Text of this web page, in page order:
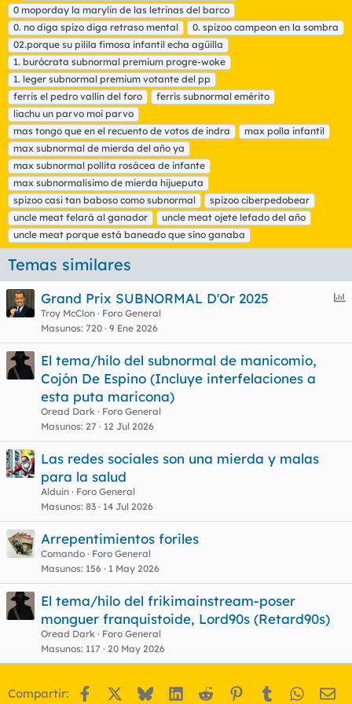
Las subnormalidades objeto de premio se circunscriben, pues,
al año natural 2024, por lo que dejaremos un par de días de
digestión y reflexión y esta encuesta se cerrará dentro de 9
días a partir de la fecha actual.
Podéis depositar vuestro voto por si acaso, que hasta el último
momento se podrá cambiar. No vayamos a precipitarnos.
Suerte y que gane el mejor.
@mundele, ponele chincheta.
t
i
q
u
e
t
a
s
0 moporday la marylin de las letrinas del barco
0. no diga spizo diga retraso mental
0. spizoo campeon en la sombra
02.porque su pilila fimosa infantil echa agüilla
1. burócrata subnormal premium progre-woke
1. leger subnormal premium votante del pp
ferris el pedro vallín del foro
ferris subnormal emérito
liachu un parvo moi parvo
mas tongo que en el recuento de votos de indra
max polla infantil
max subnormal de mierda del año ya
max subnormal pollita rosácea de infante
max subnormalísimo de mierda hijueputa
spizoo casi tan baboso como subnormal
spizoo ciberpedobear
uncle meat felará al ganador
uncle meat ojete lefado del año
uncle meat porque está baneado que sino ganaba
Temas similares
E
u
Grand Prix SUBNORMAL D'Or 2025
Troy McClon
Foro General
Masunos 720 9 Ene 2026
El tema/hilo del subnormal de manicomio,
Cojón De Espino (Incluye interfelaciones a
esta puta maricona)
Oread Dark
Foro General
Masunos 27 12 Jul 2026
Las redes sociales son una mierda y malas
para la salud
Alduin
Foro General
Masunos 83 14 Jul 2026
Arrepentimientos foriles
Comando
Foro General
Masunos 156 1 May 2026
El tema/hilo del frikimainstream-poser
monguer franquistoide, Lord90s (Retard90s)
Oread Dark
Foro General
Masunos 117 20 May 2026
Compartir: Facebook BlueskyLinkedIn
Reddit Pinterest
Tumblr